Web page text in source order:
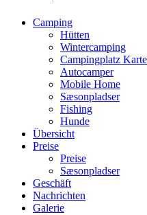
Camping
Hütten
Wintercamping
Campingplatz Karte
Autocamper
Mobile Home
Sæsonpladser
Fishing
Hunde
Übersicht
Preise
Preise
Sæsonpladser
Geschäft
Nachrichten
Galerie